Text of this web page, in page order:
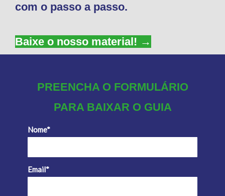
com o passo a passo.
Baixe o nosso material! →
PREENCHA O FORMULÁRIO
PARA BAIXAR O GUIA
Nome*
Email*